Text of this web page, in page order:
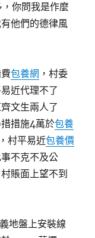
你問我是作麼
他們的德律風
包養網 ，村委
近代理不了
文生兩人了
措施4萬於包養
村平易近包養價
不克不及公
賬面上望不到
地盤上安裝線